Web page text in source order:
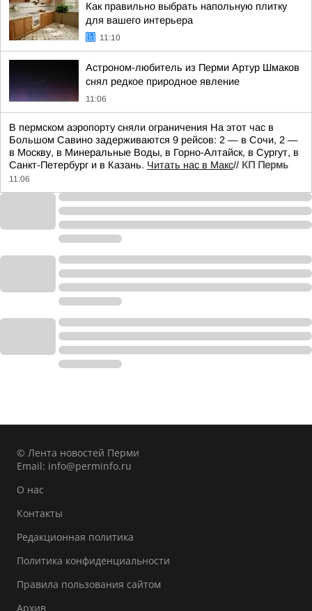
Как правильно выбрать напольную плитку
для вашего интерьера
11:10
Астроном-любитель из Перми Артур Шмаков
снял редкое природное явление
11:06
В пермском аэропорту сняли ограничения На этот час в
Большом Савино задерживаются 9 рейсов: 2 — в Сочи, 2 —
в Москву, в Минеральные Воды, в Горно-Алтайск, в Сургут, в
Санкт-Петербург и в Казань. Читать нас в Макс// КП Пермь
11:06
© Лента новостей Перми
Email: info@perminfo.ru
О нас
Контакты
Редакционная политика
Политика конфиденциальности
Правила пользования сайтом
Архив